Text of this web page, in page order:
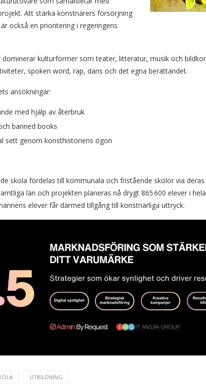
Att stärka konstnärers försörjning
också en prioritering i regeringens
dominerar kulturformer som teater, litteratur, musik och
spoken word, rap, dans och det egna berättandet.
ansökningar:
med hjälp av återbruk
banned books
sett genom konsthistoriens ögon
skola fördelas till kommunala och fristående skolor via
län och projekten planeras nå drygt 865 600 elever i
elever får därmed tillgång till konstnärliga uttryck.
UTBILDNING